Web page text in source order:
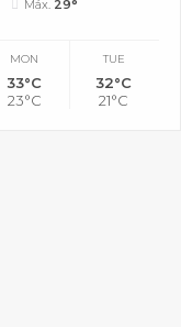
Máx. 29°
MON
33°C
23°C
TUE
32°C
21°C